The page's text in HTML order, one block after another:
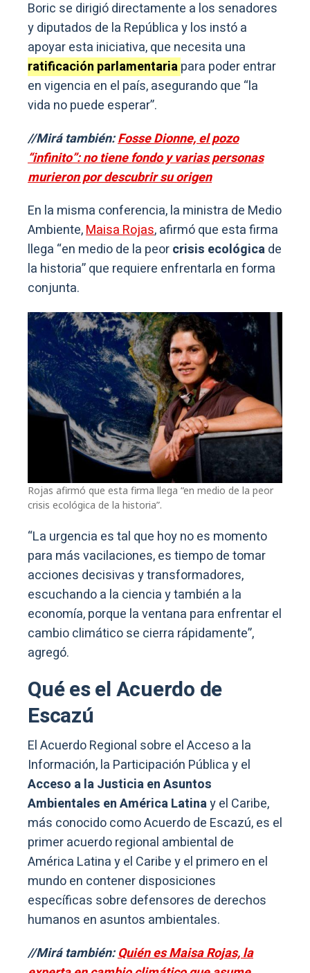
Boric se dirigió directamente a los senadores
y diputados de la República y los instó a
apoyar esta iniciativa, que necesita una
ratificación parlamentariapara poder entrar
en vigencia en el país, asegurando que “la
vida no puede esperar”.
//Mirá también:Fosse Dionne, el pozo
“infinito”: no tiene fondo y varias personas
murieron por descubrir su origen
En la misma conferencia, la ministra de Medio
Ambiente,Maisa Rojas, afirmó que esta firma
llega “en medio de la peorcrisis ecológicade
la historia” que requiere enfrentarla en forma
conjunta.
Rojas afirmó que esta firma llega “en medio de la peor
crisis ecológica de la historia”.
“La urgencia es tal que hoy no es momento
para más vacilaciones, es tiempo de tomar
acciones decisivas y transformadores,
escuchando a la ciencia y también a la
economía, porque la ventana para enfrentar el
cambio climático se cierra rápidamente”,
agregó.
Qué es el Acuerdo de
Escazú
El Acuerdo Regional sobre el Acceso a la
Información, la Participación Pública y el
Acceso a la Justicia en Asuntos
Ambientales en América Latinay el Caribe,
más conocido como Acuerdo de Escazú, es el
primer acuerdo regional ambiental de
América Latina y el Caribe y el primero en el
mundo en contener disposiciones
específicas sobre defensores de derechos
humanos en asuntos ambientales.
//Mirá también:Quién es Maisa Rojas, la